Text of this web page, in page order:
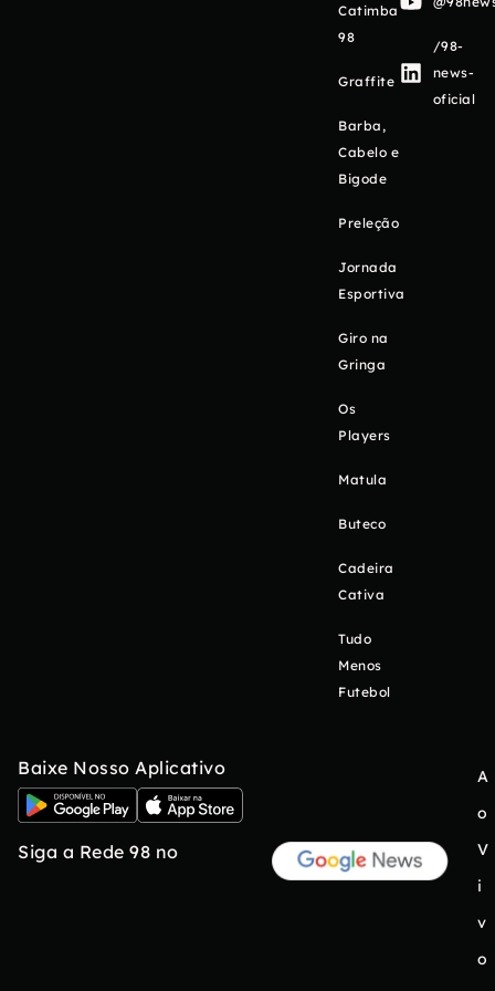
Catimba
98
Graffite
Barba,
Cabelo e
Bigode
Preleção
Jornada
Esportiva
Giro na
Gringa
Os
Players
Matula
Buteco
Cadeira
Cativa
Tudo
Menos
Futebol
/98-
news-
oficial
Baixe Nosso Aplicativo
Siga a Rede 98 no
A
o
V
i
v
o